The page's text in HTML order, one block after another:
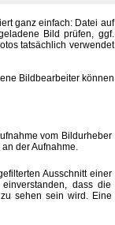
ganz einfach: Datei auf
Bild prüfen, ggf.
tatsächlich verwendet
Bildbearbeiter können
vom Bildurheber
der Aufnahme.
Ausschnitt einer
dass die
sehen sein wird. Eine